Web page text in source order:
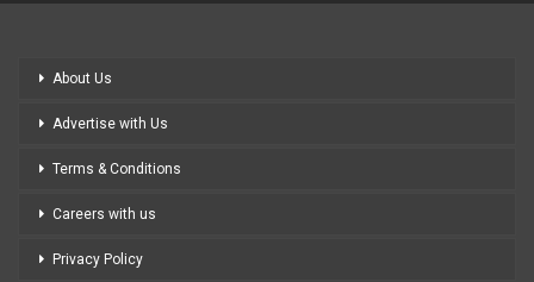
About Us
Advertise with Us
Terms & Conditions
Careers with us
Privacy Policy